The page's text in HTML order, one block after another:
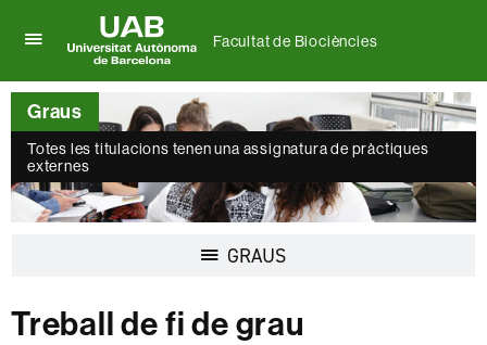
per
desplegar
el
menú
de
Facultat
de
Biociències
Universitat
Autònoma
de
Barcelona
Facultat de Biociències
Graus
Totes les titulacions tenen una assignatura de pràctiques
externes
GRAUS
Treball de fi de grau